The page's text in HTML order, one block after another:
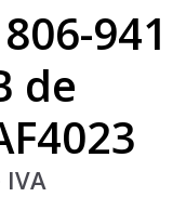
941
de
IVA